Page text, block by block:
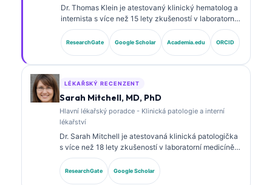
Dr. Thomas Klein je atestovaný klinický hematolog a
internista s více než 15 lety zkušeností v laboratorní
medicíně a analýze klinických dat s asistencí umělé
inteligence. Jako hlavní lékařský ředitel (Chief
Medical Officer) ve společnosti Kantesti AI zajišťuje
rozsáhle publikoval k interpretaci biomarkerů a
laboratorní diagnostice v oblasti laboratorní medicíny.
ResearchGate Google Scholar Academia.edu ORCID
LÉKAŘSKÝ RECENZENT
Sarah Mitchell, MD, PhD
Hlavní lékařský poradce - Klinická patologie a interní
lékařství
Dr. Sarah Mitchell je atestovaná klinická patologička
s více než 18 lety zkušeností v laboratorní medicíně a
diagnostické analýze. Má specializované certifikace
v klinické chemii a rozsáhle publikovala o
panelových biomarkerech a laboratorní analýze v
ResearchGate Google Scholar